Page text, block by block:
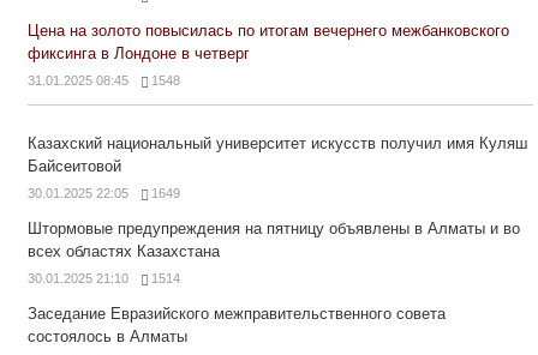
Цена на золото повысилась по итогам вечернего межбанковского
фиксинга в Лондоне в четверг
31.01.2025 08:45 1548
Казахский национальный университет искусств получил имя Куляш
Байсеитовой
30.01.2025 22:05 1649
Штормовые предупреждения на пятницу объявлены в Алматы и во
всех областях Казахстана
30.01.2025 21:10 1514
Заседание Евразийского межправительственного совета
состоялось в Алматы